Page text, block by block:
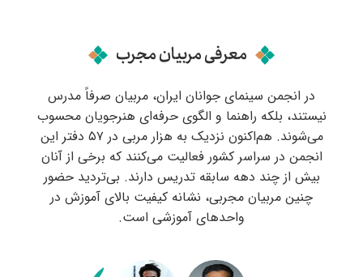
معرفی مربیان مجرب
در انجمن سینمای جوانان ایران، مربیان صرفاً مدرس
نیستند، بلکه راهنما و الگوی حرفه‌ای هنرجویان محسوب
می‌شوند. هم‌اکنون نزدیک به هزار مربی در ۵۷ دفتر این
انجمن در سراسر کشور فعالیت می‌کنند که برخی از آنان
بیش از چند دهه سابقه تدریس دارند. بی‌تردید حضور
چنین مربیان مجربی، نشانه کیفیت بالای آموزش در
واحدهای آموزشی است.